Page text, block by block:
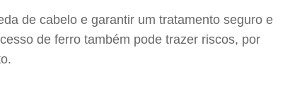
de cabelo e garantir um tratamento seguro e
de ferro também pode trazer riscos, por